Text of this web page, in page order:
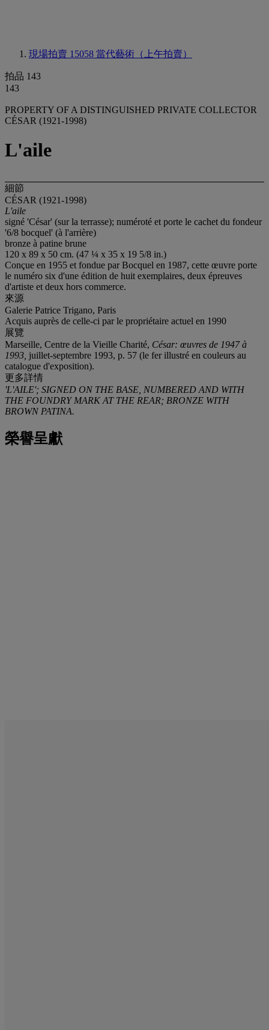
現場拍賣 15058 當代藝術（上午拍賣）
拍品 143
143
PROPERTY OF A DISTINGUISHED PRIVATE COLLECTOR
CÉSAR (1921-1998)
L'aile
細節
CÉSAR (1921-1998)
L'aile
signé 'César' (sur la terrasse); numéroté et porte le cachet du fondeur
'6/8 bocquel' (à l'arrière)
bronze à patine brune
120 x 89 x 50 cm. (47 ¼ x 35 x 19 5/8 in.)
Conçue en 1955 et fondue par Bocquel en 1987, cette œuvre porte
le numéro six d'une édition de huit exemplaires, deux épreuves
d'artiste et deux hors commerce.
來源
Galerie Patrice Trigano, Paris
Acquis auprès de celle-ci par le propriétaire actuel en 1990
展覽
Marseille, Centre de la Vieille Charité, César: œuvres de 1947 à
1993, juillet-septembre 1993, p. 57 (le fer illustré en couleurs au
catalogue d'exposition).
更多詳情
'L'AILE'; SIGNED ON THE BASE, NUMBERED AND WITH
THE FOUNDRY MARK AT THE REAR; BRONZE WITH
BROWN PATINA.
榮譽呈獻